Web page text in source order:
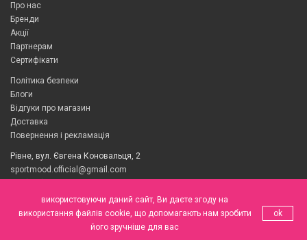
Про нас
Бренди
Акції
Партнерам
Сертифікати
Політика безпеки
Блоги
Відгуки про магазин
Доставка
Повернення і рекламація
Рівне, вул. Євгена Коновальця, 2
sportmood.official@gmail.com
Питання? Дзвони з 9.00 до 22.00, без вихідних
використовуючи даний сайт, Ви даєте згоду на
використання файлів cookie, що допомагають нам зробити
його зручніше для вас
ok